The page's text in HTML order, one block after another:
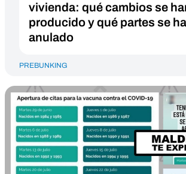
vivienda: qué cambios se
producido y qué partes se
anulado
PREBUNKING